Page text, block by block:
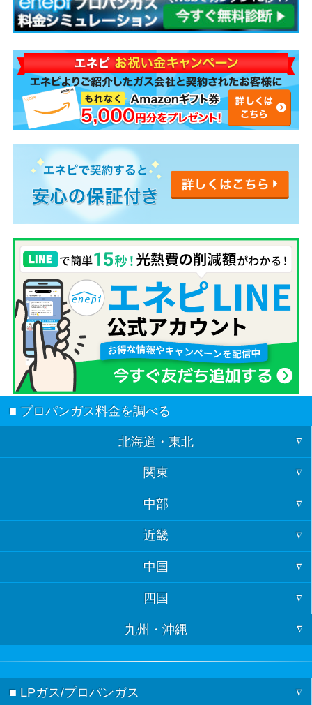
■ プロパンガス料金を調べる
北海道・東北
北海道
青森
岩手
宮城
秋田
山形
関東
東京
神奈川
埼玉
千葉
茨城
中部
福井
石川
富山
岐阜
長野
近畿
大阪
京都
兵庫
奈良
中国
山口
島根
鳥取
四国
徳島
香川
九州・沖縄
福岡
■ LPガス/プロパンガス